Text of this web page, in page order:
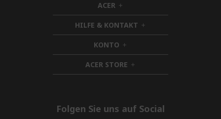
ACER h
i
d
d
e
n
HILFE & KONTAKT h
i
d
n
KONTO h
i
d
d
ACER STORE h
i
e
Folgen Sie uns auf Social